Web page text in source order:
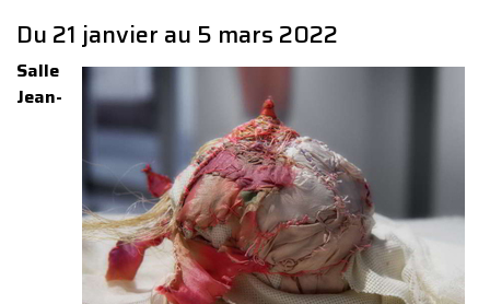
Du 21 janvier au 5 mars 2022
Salle
Jean-